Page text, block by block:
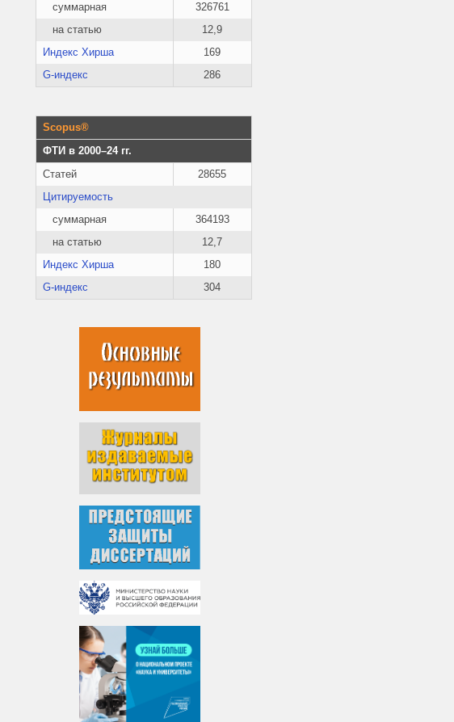
суммарная
326761
на статью
12,9
Индекс Хирша
169
G-индекс
286
Scopus®
ФТИ в 2000–24 гг.
Статей
28655
Цитируемость
суммарная
364193
на статью
12,7
Индекс Хирша
180
G-индекс
304